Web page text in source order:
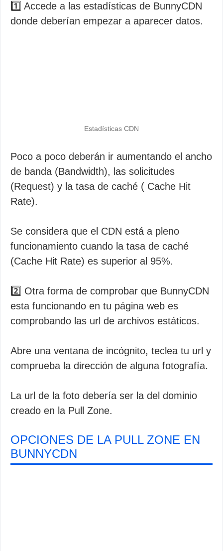
1️⃣ Accede a las estadísticas de BunnyCDN
donde deberían empezar a aparecer datos.
Estadísticas CDN
Poco a poco deberán ir aumentando el ancho
de banda (Bandwidth), las solicitudes
(Request) y la tasa de caché ( Cache Hit
Rate).
Se considera que el CDN está a pleno
funcionamiento cuando la tasa de caché
(Cache Hit Rate) es superior al 95%.
2️⃣ Otra forma de comprobar que BunnyCDN
esta funcionando en tu página web es
comprobando las url de archivos estáticos.
Abre una ventana de incógnito, teclea tu url y
comprueba la dirección de alguna fotografía.
La url de la foto debería ser la del dominio
creado en la Pull Zone.
OPCIONES DE LA PULL ZONE EN
BUNNYCDN